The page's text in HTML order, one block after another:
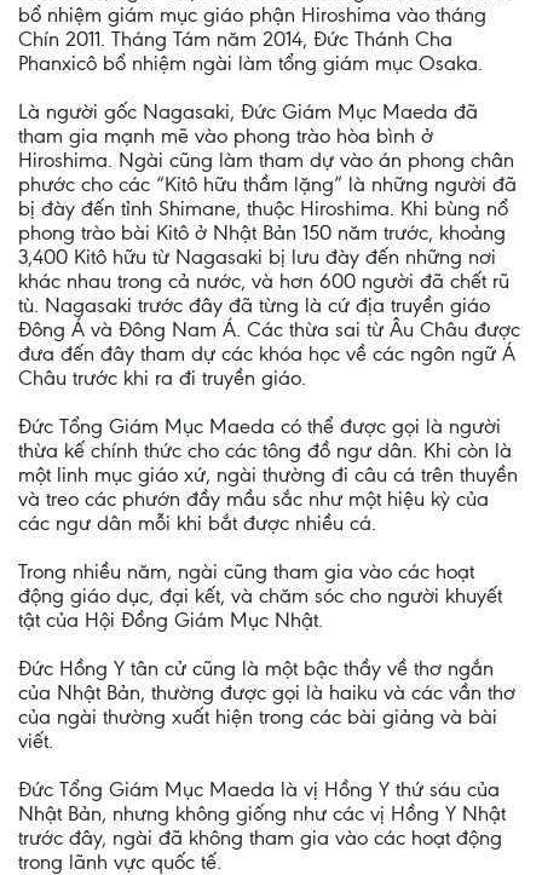
bổ nhiệm giám mục giáo phận Hiroshima vào tháng
Chín 2011. Tháng Tám năm 2014, Đức Thánh Cha
Phanxicô bổ nhiệm ngài làm tổng giám mục Osaka.
Là người gốc Nagasaki, Đức Giám Mục Maeda đã
tham gia mạnh mẽ vào phong trào hòa bình ở
Hiroshima. Ngài cũng làm tham dự vào án phong chân
phước cho các “Kitô hữu thầm lặng” là những người đã
bị đày đến tỉnh Shimane, thuộc Hiroshima. Khi bùng nổ
phong trào bài Kitô ở Nhật Bản 150 năm trước, khoảng
3,400 Kitô hữu từ Nagasaki bị lưu đày đến những nơi
khác nhau trong cả nước, và hơn 600 người đã chết rũ
tù. Nagasaki trước đây đã từng là cứ địa truyền giáo
Đông Á và Đông Nam Á. Các thừa sai từ Âu Châu được
đưa đến đây tham dự các khóa học về các ngôn ngữ Á
Châu trước khi ra đi truyền giáo.
Đức Tổng Giám Mục Maeda có thể được gọi là người
thừa kế chính thức cho các tông đồ ngư dân. Khi còn là
một linh mục giáo xứ, ngài thường đi câu cá trên thuyền
và treo các phướn đầy mầu sắc như một hiệu kỳ của
các ngư dân mỗi khi bắt được nhiều cá.
Trong nhiều năm, ngài cũng tham gia vào các hoạt
động giáo dục, đại kết, và chăm sóc cho người khuyết
tật của Hội Đồng Giám Mục Nhật.
Đức Hồng Y tân cử cũng là một bậc thầy về thơ ngắn
của Nhật Bản, thường được gọi là haiku và các vần thơ
của ngài thường xuất hiện trong các bài giảng và bài
viết.
Đức Tổng Giám Mục Maeda là vị Hồng Y thứ sáu của
Nhật Bản, nhưng không giống như các vị Hồng Y Nhật
trước đây, ngài đã không tham gia vào các hoạt động
trong lãnh vực quốc tế.